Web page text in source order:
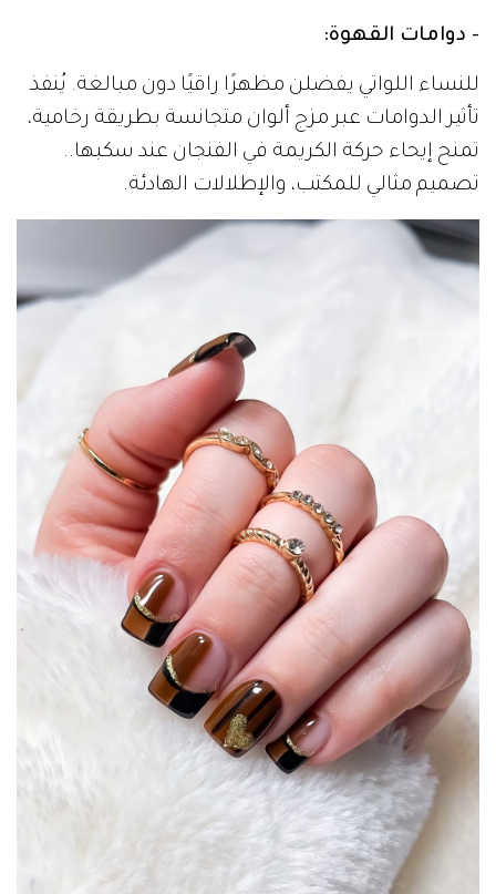
- دوامات القهوة:
للنساء اللواتي يفضلن مظهرًا راقيًا دون مبالغة. يُنفذ
تأثير الدوامات عبر مزج ألوان متجانسة بطريقة رخامية،
تمنح إيحاء حركة الكريمة في الفنجان عند سكبها..
تصميم مثالي للمكتب، والإطلالات الهادئة.